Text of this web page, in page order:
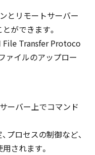
とリモートサーバー
ができます。
File Transfer Protoco
ァイルのアップロー
ーバー上でコマンド
プロセスの制御など、
されます。